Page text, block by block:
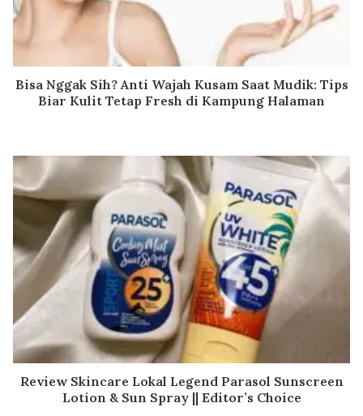
Bisa Nggak Sih? Anti Wajah Kusam Saat Mudik: Tips
Biar Kulit Tetap Fresh di Kampung Halaman
Review Skincare Lokal Legend Parasol Sunscreen
Lotion & Sun Spray || Editor’s Choice